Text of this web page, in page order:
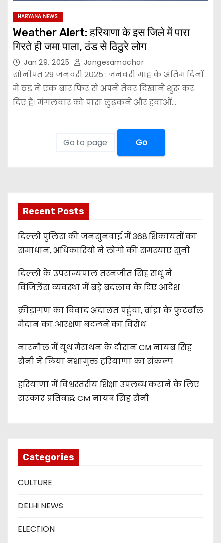
HARYANA NEWS
Weather Alert: हरियाणा के इस जिले में पारा
गिरते ही जमा पाला, ठंड से ठिठुरे लोग
Jan 29, 2025 Jangesamachar
सोनीपत 29 जनवरी 2025 : जनवरी माह के अंतिम दिनों
में ठंड ने एक बार फिर से अपने तेवर दिखाने शुरू कर
दिए हैं। मंगलवार को पारा लुढ़कने और हवाओं…
Go
Recent Posts
दिल्ली पुलिस की जनसुनवाई में 368 शिकायतों का
समाधान, अधिकारियों ने लोगों की समस्याएं सुनीं
दिल्ली के उपराज्यपाल तरनजीत सिंह संधू ने
विजिलेंस व्यवस्था में बड़े बदलाव के दिए आदेश
क्रीड़ांगण का विवाद अदालत पहुंचा, बांद्रा के फुटबॉल
मैदान का आरक्षण बदलने का विरोध
नारनौल में यूथ मैराथन के दौरान CM नायब सिंह
सैनी ने लिया नशामुक्त हरियाणा का संकल्प
हरियाणा में विश्वस्तरीय शिक्षा उपलब्ध कराने के लिए
सरकार प्रतिबद्ध: CM नायब सिंह सैनी
Categories
CULTURE
DELHI NEWS
ELECTION